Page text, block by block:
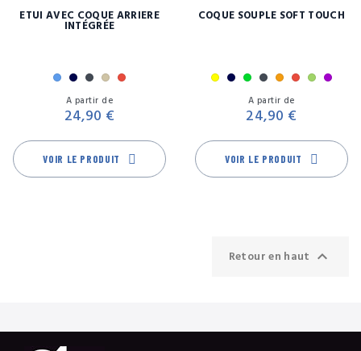
ETUI AVEC COQUE ARRIÈRE
INTÉGRÉE
BleuMarine
NoirOrRouge
A partir de
24,90 €
VOIR LE PRODUIT
COQUE SOUPLE SOFT TOUCH
JauneMarine
Menthe
NoirOrange
Rouge
VertViolet
A partir de
24,90 €
VOIR LE PRODUIT
Retour en haut 